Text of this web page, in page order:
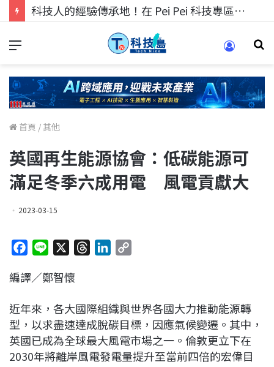
科技人的經驗傳承地！在 Pei Pei 科技專區，與學弟妹交流最硬核的技術
首頁 /其他
英國再生能源協會：低碳能源可
滿足冬季六成用電 風電貢獻大
2023-03-15
c
b
o
o
k
n
a
d
s
e
d
I
n
L
i
n
k
編譯／鄭智懷
近年來，各大國際組織與世界各國大力推動能源轉
型，以求盡速達成脫碳目標，因應氣候變遷。其中，
英國已成為全球最大風電市場之一。倫敦更立下在
2030年將離岸風電發電量提升至當前四倍的宏偉目